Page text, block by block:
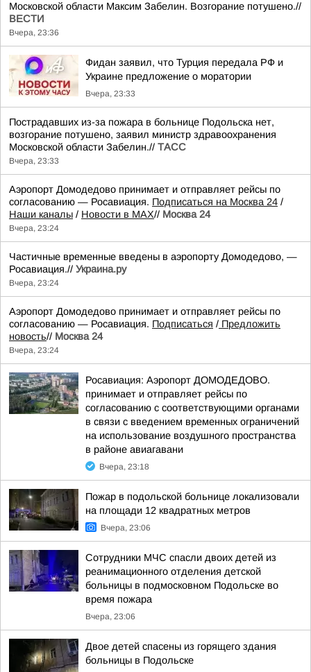
Московской области Максим Забелин. Возгорание потушено.//
ВЕСТИ
Вчера, 23:36
Фидан заявил, что Турция передала РФ и
Украине предложение о моратории
Вчера, 23:33
Пострадавших из-за пожара в больнице Подольска нет,
возгорание потушено, заявил министр здравоохранения
Московской области Забелин.// ТАСС
Вчера, 23:33
Аэропорт Домодедово принимает и отправляет рейсы по
согласованию — Росавиация. Подписаться на Москва 24 /
Наши каналы / Новости в MAX// Москва 24
Вчера, 23:24
Частичные временные введены в аэропорту Домодедово, —
Росавиация.// Украина.ру
Вчера, 23:24
Аэропорт Домодедово принимает и отправляет рейсы по
согласованию — Росавиация. Подписаться / Предложить
новость// Москва 24
Вчера, 23:24
Росавиация: Аэропорт ДОМОДЕДОВО.
принимает и отправляет рейсы по
согласованию с соответствующими органами
в связи с введением временных ограничений
на использование воздушного пространства
в районе авиагавани
Вчера, 23:18
Пожар в подольской больнице локализовали
на площади 12 квадратных метров
Вчера, 23:06
Сотрудники МЧС спасли двоих детей из
реанимационного отделения детской
больницы в подмосковном Подольске во
время пожара
Вчера, 23:06
Двое детей спасены из горящего здания
больницы в Подольске